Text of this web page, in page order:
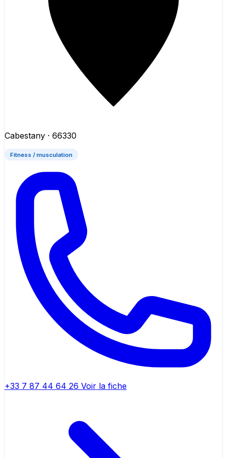
Cabestany · 66330
Fitness / musculation
+33 7 87 44 64 26 Voir la fiche